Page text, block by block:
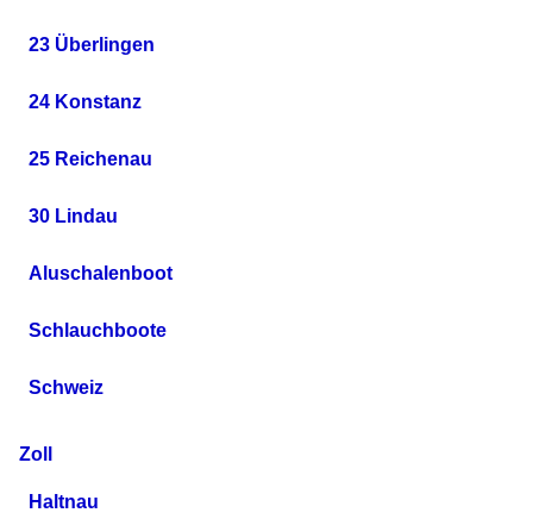
23 Überlingen
24 Konstanz
25 Reichenau
30 Lindau
Aluschalenboot
Schlauchboote
Schweiz
Zoll
Haltnau